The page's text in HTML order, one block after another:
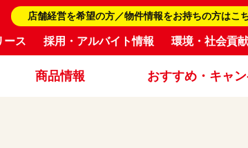
店舗経営を希望の方／物件情報をお持ちの方はこ
ース 採用・アルバイト情報 環境・社会貢
商品情報 おすすめ・キャ